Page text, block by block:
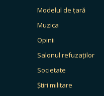
Modelul de țară
Muzica
Opinii
Salonul refuzaților
Societate
Știri militare